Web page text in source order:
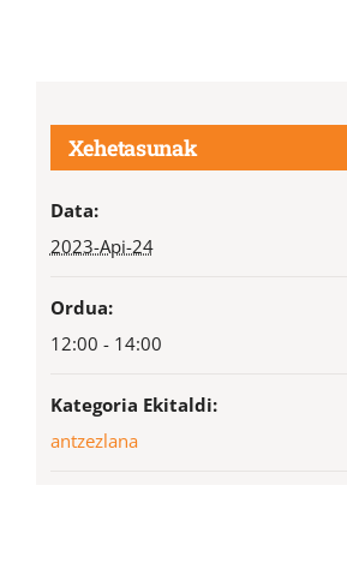
Xehetasunak
Data:
2023-Api-24
Ordua:
12:00 - 14:00
Kategoria Ekitaldi:
antzezlana